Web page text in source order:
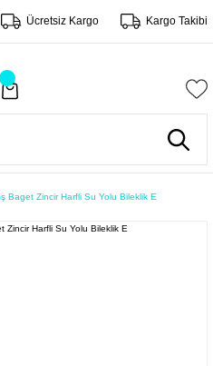
Ücretsiz Kargo Kargo Takibi
Baget Zincir Harfli Su Yolu Bileklik E